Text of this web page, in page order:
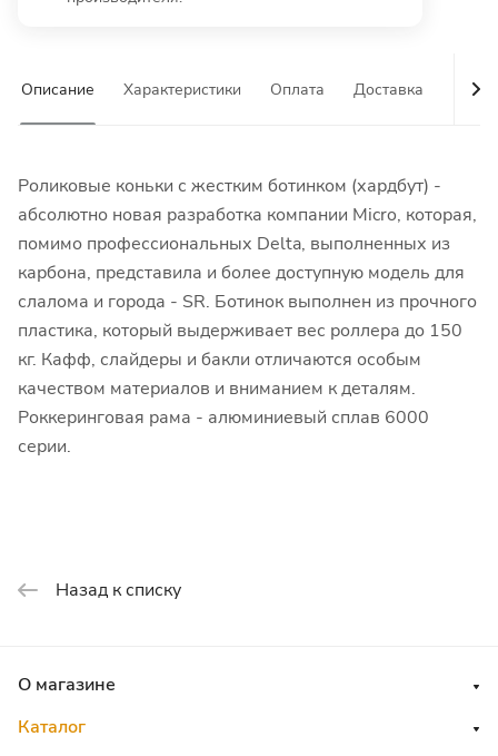
Описание Характеристики Оплата Доставка
Роликовые коньки с жестким ботинком (хардбут) -
абсолютно новая разработка компании Micro, которая,
помимо профессиональных Delta, выполненных из
карбона, представила и более доступную модель для
слалома и города - SR. Ботинок выполнен из прочного
пластика, который выдерживает вес роллера до 150
кг. Кафф, слайдеры и бакли отличаются особым
качеством материалов и вниманием к деталям.
Роккеринговая рама - алюминиевый сплав 6000
серии.
Назад к списку
О магазине
Каталог